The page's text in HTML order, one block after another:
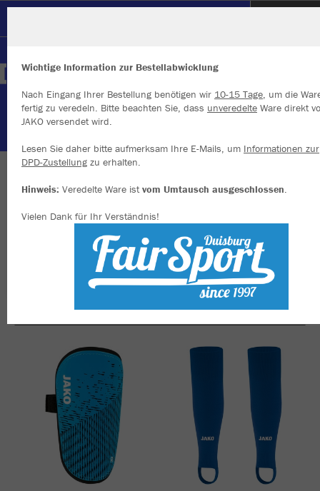
WIR SIND HERTHA
Wichtige Information zur Bestellabwicklung
Nach Eingang Ihrer Bestellung benötigen wir 10-15 Tage, um die
fertig zu veredeln. Bitte beachten Sie, dass unveredelte Ware direkt
JAKO versendet wird.
Lesen Sie daher bitte aufmerksam Ihre E-Mails, um Informationen zur
DPD-Zustellung zu erhalten.
Hinweis: Veredelte Ware istvom Umtausch ausgeschlossen.
Vielen Dank für Ihr Verständnis!
Wir verwenden Cookies
Inhalte anzeigen und unsere Website verbessern. Weitere
zu den Cookies findest Du in den Einstellungen.
Alle akzeptieren
Alle ablehnen
mehr Infos
Datenschutz
Impressum